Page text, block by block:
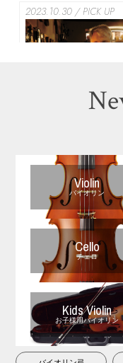
2023.10.30 / PICK UP
アンドレア・シュッ
念イベント フォトレ
2022.10.27 / INTERVEW
宮田大 コーダ・ボウ
【CodaBow Marquise
2020.09.07 / PICK UP
Violin
バイオリン
Cello
チェロ
Kids Violin
お子様用バイオリン